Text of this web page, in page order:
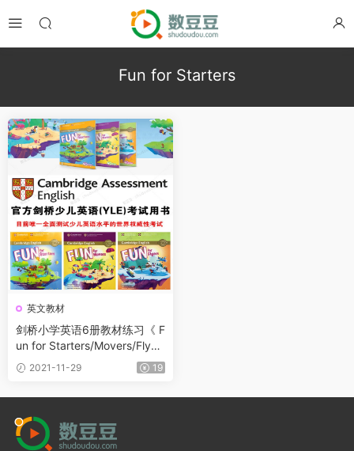
Fun for Starters
英文教材
剑桥小学英语6册教材练习《 F
un for Starters/Movers/Flyer
s 》PDF+音频+配套资料包含
学生用书、教师用书、网上资
2021-11-29 19